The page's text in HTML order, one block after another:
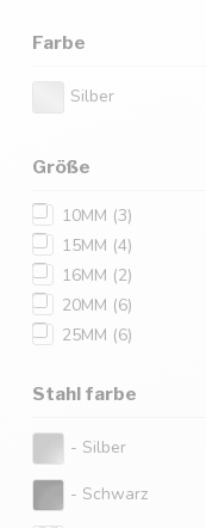
Farbe
Silber
Größe
10MM (3)
15MM (4)
16MM (2)
20MM (6)
25MM (6)
Stahl farbe
- Silber
- Schwarz